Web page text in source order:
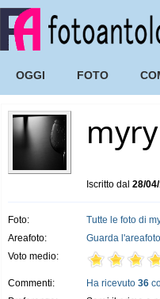
OGGI FOTO
myry
Iscritto dal 28/
Foto: Tutte le foto di
Areafoto:
Guarda
Voto medio:
Commenti: Ha ricevuto 36